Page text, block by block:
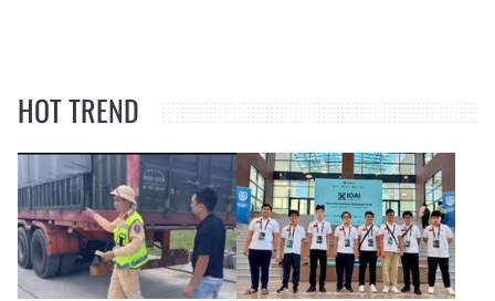
HOT TREND